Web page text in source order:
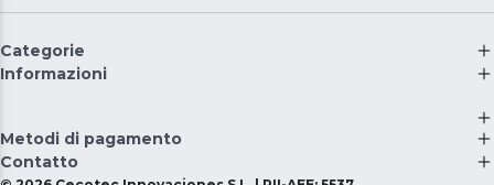
Categorie
Informazioni
Metodi di pagamento
Contatto